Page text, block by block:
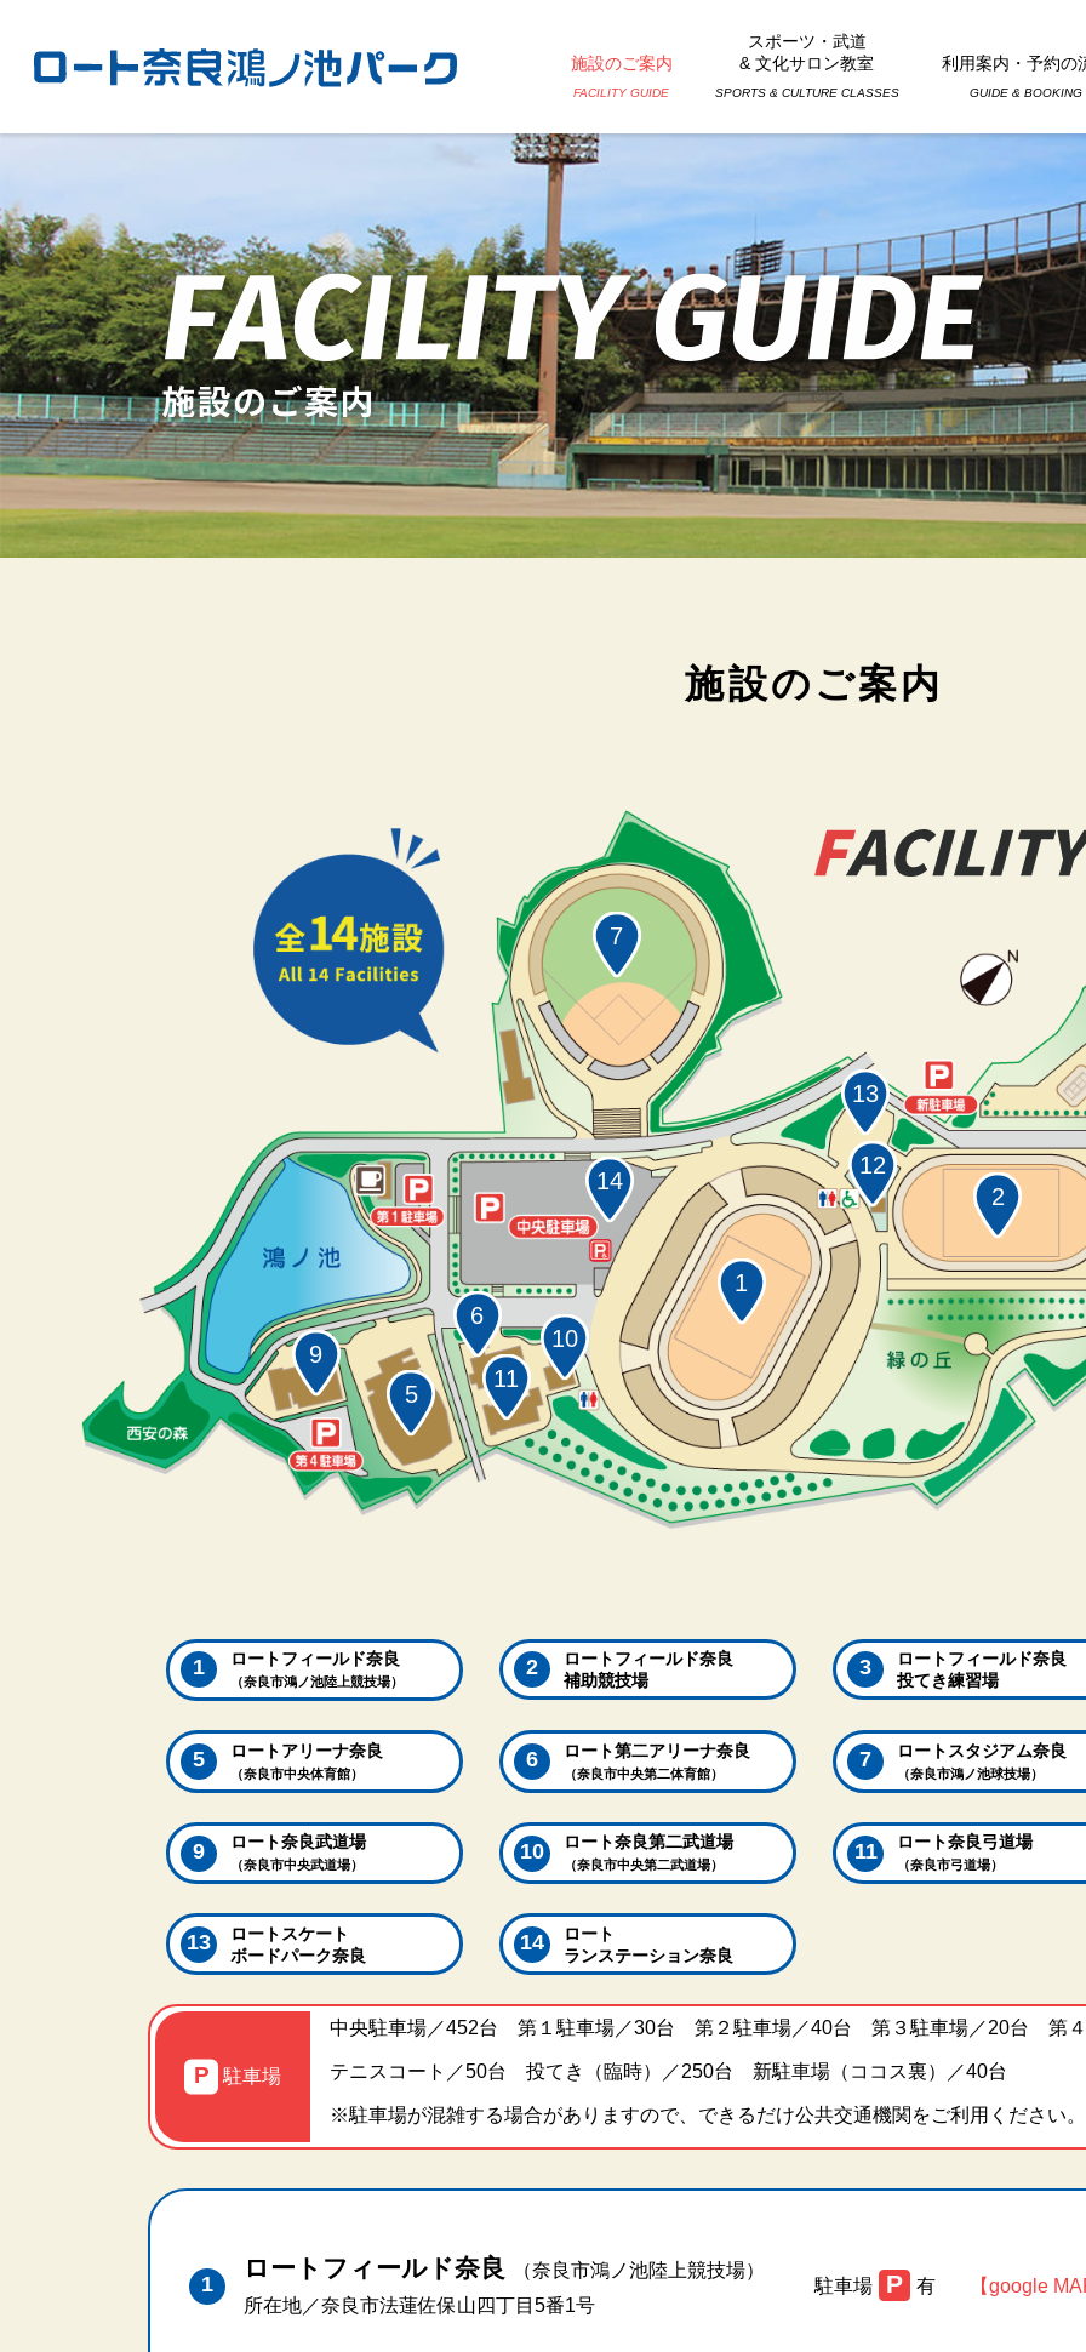
施設のご案内
FACILITY GUIDE
スポーツ・武道
& 文化サロン教室
SPORTS & CULTURE CLASSES
利用案内・予約の
GUIDE & BOOKING
施設のご案内
1
2
5
6
7
9
10
11
12
13
14
ロートフィールド奈良
（奈良市鴻ノ池陸上競技場）
ロートフィールド奈良
補助競技場
ロートフィールド奈良
投てき練習場
ロートアリーナ奈良
（奈良市中央体育館）
ロート第二アリーナ奈良
（奈良市中央第二体育館）
ロートスタジアム奈良
（奈良市鴻ノ池球技場）
ロート奈良武道場
（奈良市中央武道場）
ロート奈良第二武道場
（奈良市中央第二武道場）
ロート奈良弓道場
（奈良市弓道場）
ロートスケート
ボードパーク奈良
ロート
ランステーション奈良
駐車場
中央駐車場／452台 第１駐車場／30台 第２駐車場／40台 第３駐車場／20台 第４
テニスコート／50台 投てき（臨時）／250台 新駐車場（ココス裏）／40台
※駐車場が混雑する場合がありますので、できるだけ公共交通機関をご利用ください。
ロートフィールド奈良
（奈良市鴻ノ池陸上競技場）
所在地／奈良市法蓮佐保山四丁目5番1号
駐車場 P 有 【google